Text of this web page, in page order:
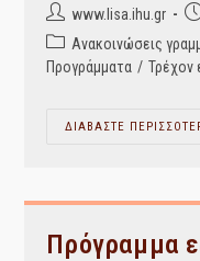
Post
author:
www.lisa.ihu.gr
Post
category:
Ανακοινώσεις
Προγράμματα / Τρέχον
ΔΙΑΒΑΣΤΕ
Πρόγραμμα